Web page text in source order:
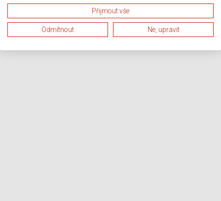
Přijmout vše
Odmítnout Ne, upravit